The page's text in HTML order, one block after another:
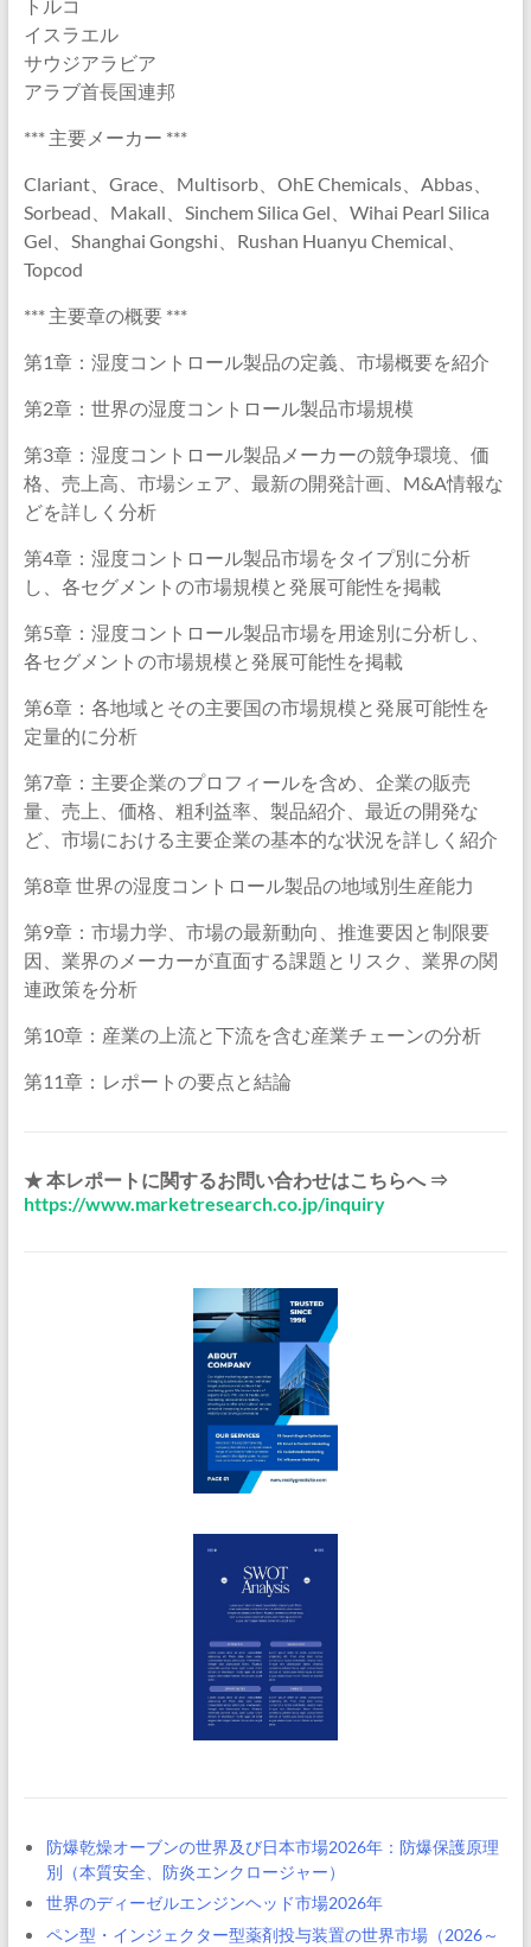
トルコ
イスラエル
サウジアラビア
アラブ首長国連邦
*** 主要メーカー ***
Clariant、Grace、Multisorb、OhE Chemicals、Abbas、
Sorbead、Makall、Sinchem Silica Gel、Wihai Pearl Silica
Gel、Shanghai Gongshi、Rushan Huanyu Chemical、
Topcod
*** 主要章の概要 ***
第1章：湿度コントロール製品の定義、市場概要を紹介
第2章：世界の湿度コントロール製品市場規模
第3章：湿度コントロール製品メーカーの競争環境、価
格、売上高、市場シェア、最新の開発計画、M&A情報な
どを詳しく分析
第4章：湿度コントロール製品市場をタイプ別に分析
し、各セグメントの市場規模と発展可能性を掲載
第5章：湿度コントロール製品市場を用途別に分析し、
各セグメントの市場規模と発展可能性を掲載
第6章：各地域とその主要国の市場規模と発展可能性を
定量的に分析
第7章：主要企業のプロフィールを含め、企業の販売
量、売上、価格、粗利益率、製品紹介、最近の開発な
ど、市場における主要企業の基本的な状況を詳しく紹介
第8章 世界の湿度コントロール製品の地域別生産能力
第9章：市場力学、市場の最新動向、推進要因と制限要
因、業界のメーカーが直面する課題とリスク、業界の関
連政策を分析
第10章：産業の上流と下流を含む産業チェーンの分析
第11章：レポートの要点と結論
★ 本レポートに関するお問い合わせはこちらへ ⇒
https://www.marketresearch.co.jp/inquiry
防爆乾燥オーブンの世界及び日本市場2026年：防爆保護原理
別（本質安全、防炎エンクロージャー）
世界のディーゼルエンジンヘッド市場2026年
ペン型・インジェクター型薬剤投与装置の世界市場（2026～